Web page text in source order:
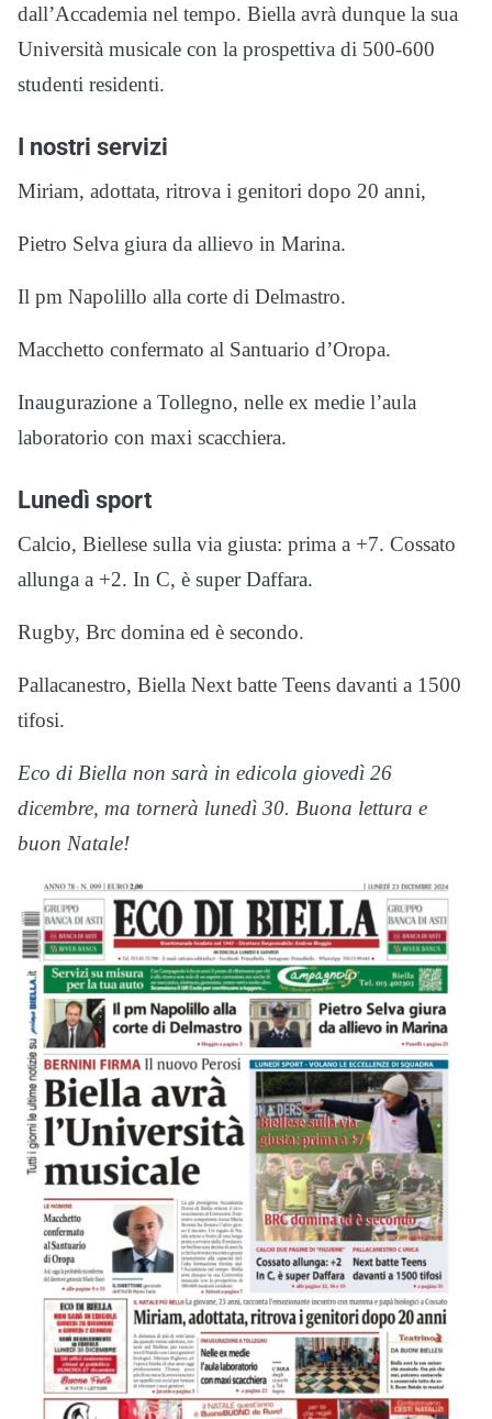
dall’Accademia nel tempo. Biella avrà dunque la sua
Università musicale con la prospettiva di 500-600
studenti residenti.
I nostri servizi
Miriam, adottata, ritrova i genitori dopo 20 anni,
Pietro Selva giura da allievo in Marina.
Il pm Napolillo alla corte di Delmastro.
Macchetto confermato al Santuario d’Oropa.
Inaugurazione a Tollegno, nelle ex medie l’aula
laboratorio con maxi scacchiera.
Lunedì sport
Calcio, Biellese sulla via giusta: prima a +7. Cossato
allunga a +2. In C, è super Daffara.
Rugby, Brc domina ed è secondo.
Pallacanestro, Biella Next batte Teens davanti a 1500
tifosi.
Eco di Biella non sarà in edicola giovedì 26
dicembre, ma tornerà lunedì 30. Buona lettura e
buon Natale!